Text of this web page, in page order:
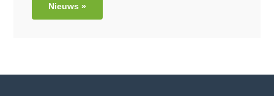
Nieuws »